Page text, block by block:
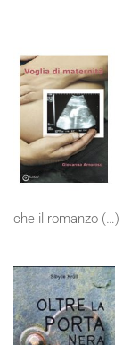
che il romanzo (…)